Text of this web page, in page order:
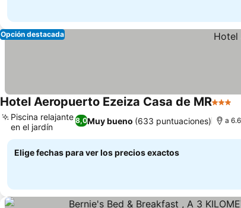
Opción destacada
Hotel Aeropuerto Ezeiza Casa de MR3
8,0Muy bueno (633 puntuaciones)
Piscina relajante
en el jardín
a
Elige fechas para ver los precios exactos